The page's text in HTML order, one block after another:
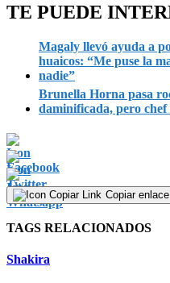
TE PUEDE
Magaly llevó ayuda a
huaicos: “Me puse la
nadie”
Brunella Horna pasa
daminificada, pero chef
Copiar enlace
TAGS RELACIONADOS
Shakira